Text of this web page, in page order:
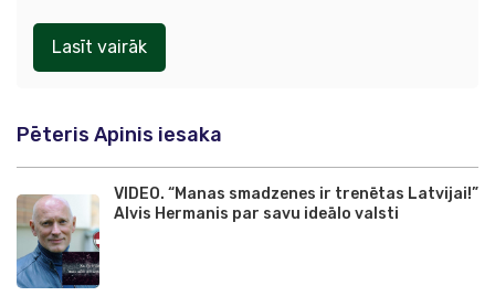
Lasīt vairāk
Pēteris Apinis iesaka
VIDEO. “Manas smadzenes ir trenētas Latvijai!”
Alvis Hermanis par savu ideālo valsti